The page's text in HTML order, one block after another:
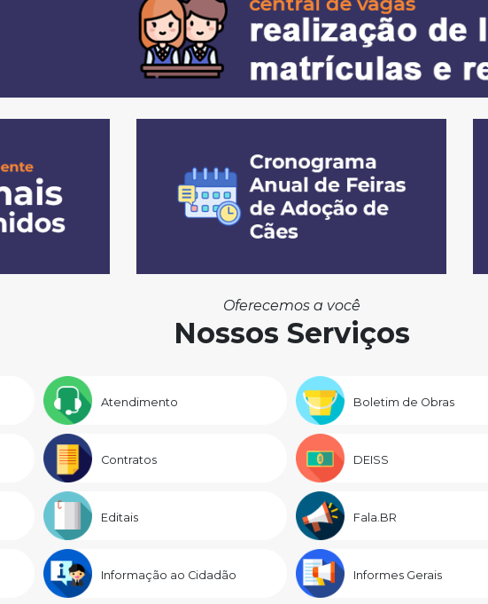
Oferecemos a você
Nossos Serviços
Atendimento Boletim de Obras
Contratos DEISS
Editais Fala.BR
Informação ao Cidadão Informes Gerais